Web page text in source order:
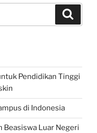
Pendidikan Tinggi
di Indonesia
Beasiswa Luar Negeri